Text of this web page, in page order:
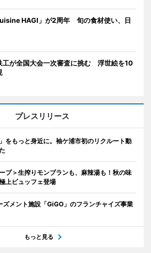
HAGI」が2周年 旬の食材使い、日
工が全国大会一次審査に挑む 浮世絵を10
プレスリリース
をもっと身近に。袖ケ浦市初のリクルート動
プ＞生搾りモンブランも、麻辣湯も！秋の味
上ビュッフェ登場
ズメント施設「GiGO」のフランチャイズ事業
もっと見る